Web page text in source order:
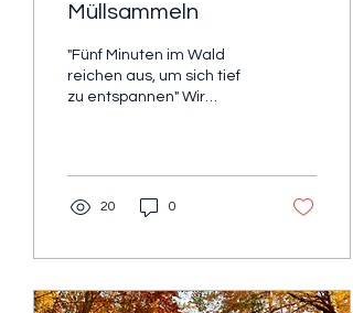
Müllsammeln
"Fünf Minuten im Wald
reichen aus, um sich tief
zu entspannen" Wir
20 0